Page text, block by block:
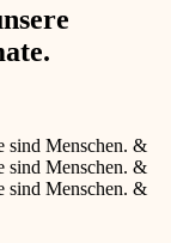
sind Menschen. &
sind Menschen. &
sind Menschen. &